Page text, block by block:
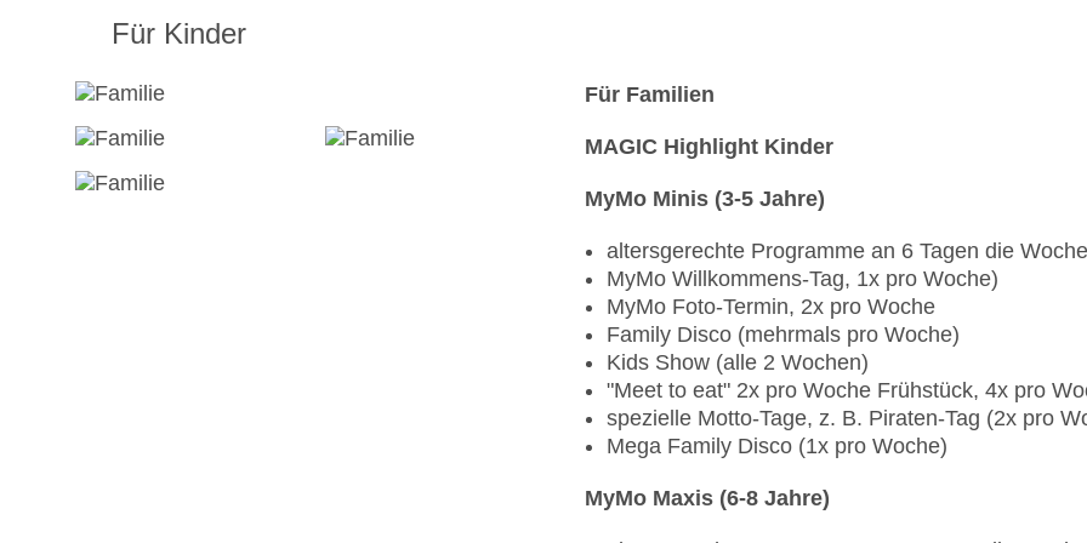
Green Fit Corner (gesunde leichte Küche)
vollwertige vegetarische und vegane Speisen
Kinderbuffet, Babyecke mit Mikrowelle,
Zweier-Tische für Paare
in der Wunderbar:
im Zimmer: bei Ankunft gefüllte Minibar mit
im Fitnessbereich und an den Tennisplätzen:
alle Spezialitätenrestaurants bieten ein veganes
Speisen für bestimmte Diätformen (u.a.
(info.calapada@tui-magiclife.com) und je nach
Gegen Gebühr
internationale alkoholische Getränke
Weine aus der Weinkarte in den Spezialitäten-
Für Kinder
Für Familien
MAGIC Highlight Kinder
MyMo Minis (3-5 Jahre)
altersgerechte Programme an 6 Tagen die
MyMo Willkommens-Tag, 1x pro Woche)
MyMo Foto-Termin, 2x pro Woche
Family Disco (mehrmals pro Woche)
Kids Show (alle 2 Wochen)
"Meet to eat" 2x pro Woche Frühstück, 4x pro
spezielle Motto-Tage, z. B. Piraten-Tag (2x pro
Mega Family Disco (1x pro Woche)
MyMo Maxis (6-8 Jahre)